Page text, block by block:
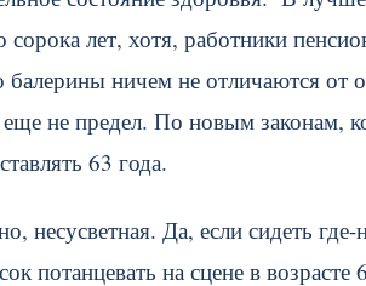
сорока лет, хотя, работники
балерины ничем не отличаются
не предел. По новым законам,
63 года.
несусветная. Да, если сидеть
потанцевать на сцене в